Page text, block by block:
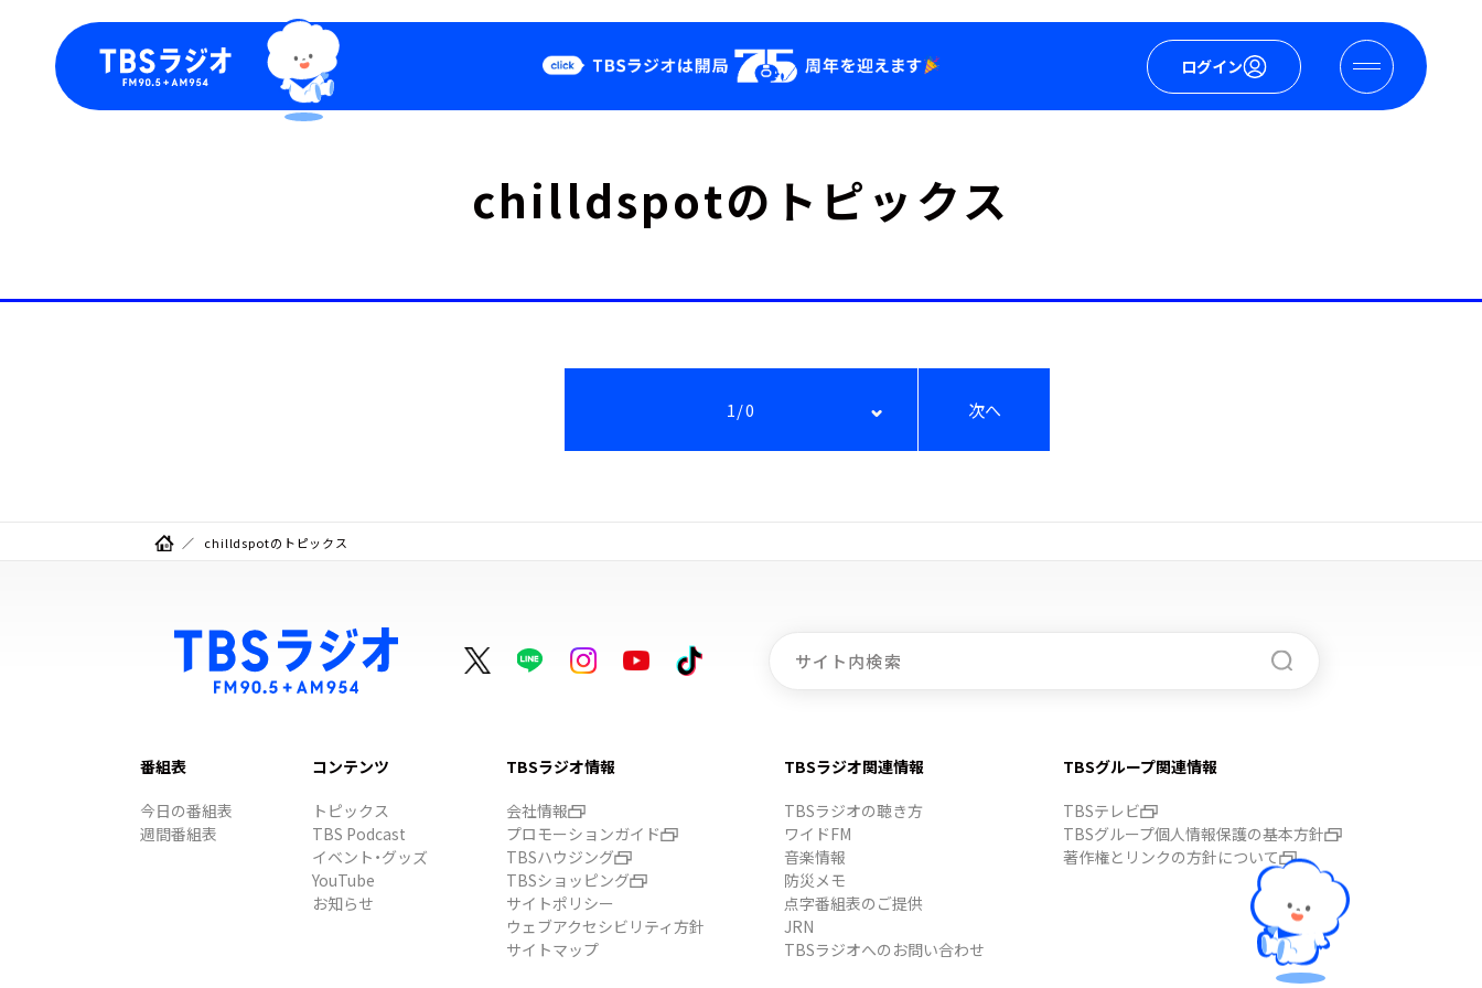
ログイン
Podcast
ズ
YouTube
chilldspotのトピックス
1/0 次へ
chilldspotのトピックス
番組表
今日の番組表
週間番組表
コンテンツ
トピックス
TBS Podcast
イベント・グッズ
YouTube
お知らせ
TBSラジオ情報
会社情報
プロモーションガイド
TBSハウジング
TBSショッピング
サイトポリシー
ウェブアクセシビリティ方針
サイトマップ
TBSラジオ関連情報
TBSラジオの聴き方
ワイドFM
音楽情報
防災メモ
点字番組表のご提供
JRN
TBSラジオへのお問い合わせ
TBSグループ関連情報
TBSテレビ
TBSグループ個人情報保護の基本方針
著作権とリンクの方針について